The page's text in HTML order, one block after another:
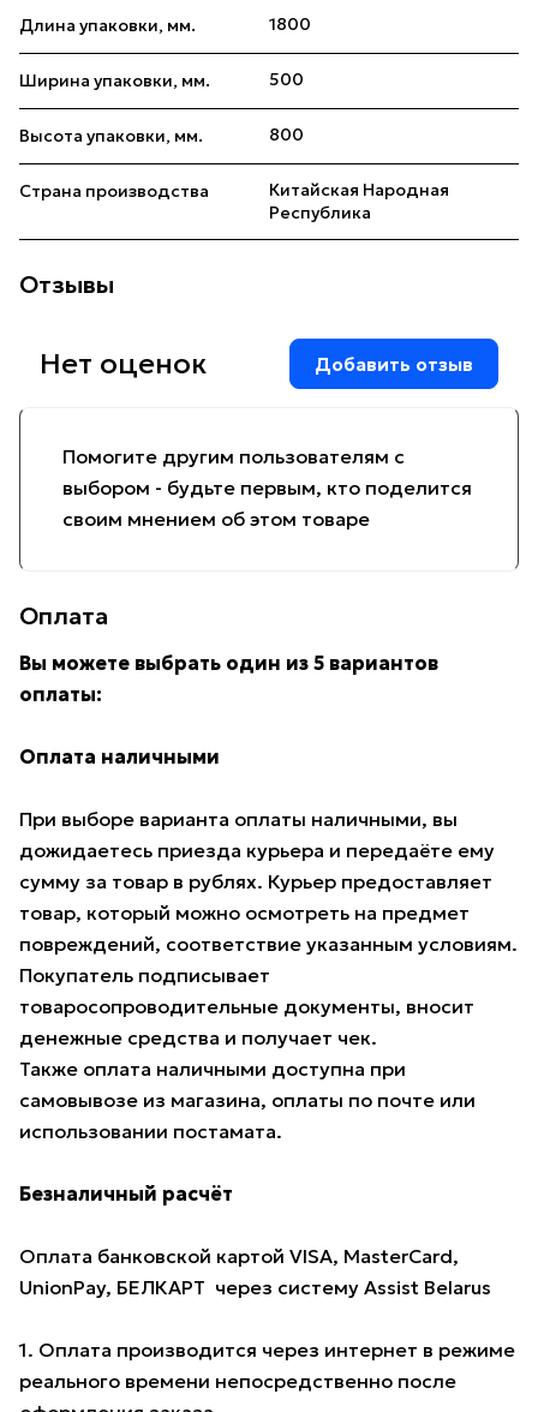
Длина упаковки, мм. 1800
Ширина упаковки, мм. 500
Высота упаковки, мм. 800
Страна производства
Китайская Народная
Республика
Отзывы
Помогите другим пользователям с
выбором - будьте первым, кто поделится
своим мнением об этом товаре
Нет оценок Добавить отзыв
Оплата
Вы можете выбрать один из 5 вариантов
оплаты:
Оплата наличными
При выборе варианта оплаты наличными, вы
дожидаетесь приезда курьера и передаёте ему
сумму за товар в рублях. Курьер предоставляет
товар, который можно осмотреть на предмет
повреждений, соответствие указанным условиям.
Покупатель подписывает
товаросопроводительные документы, вносит
денежные средства и получает чек.
Также оплата наличными доступна при
самовывозе из магазина, оплаты по почте или
использовании постамата.
Безналичный расчёт
Оплата банковской картой VISA, MasterCard,
UnionPay, БЕЛКАРТ через систему Assist Belarus
1. Оплата производится через интернет в режиме
реального времени непосредственно после